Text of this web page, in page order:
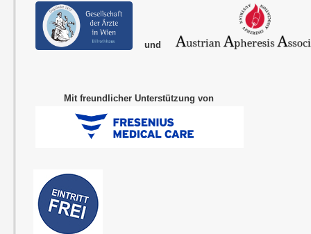
und
Mit freundlicher Unterstützung von